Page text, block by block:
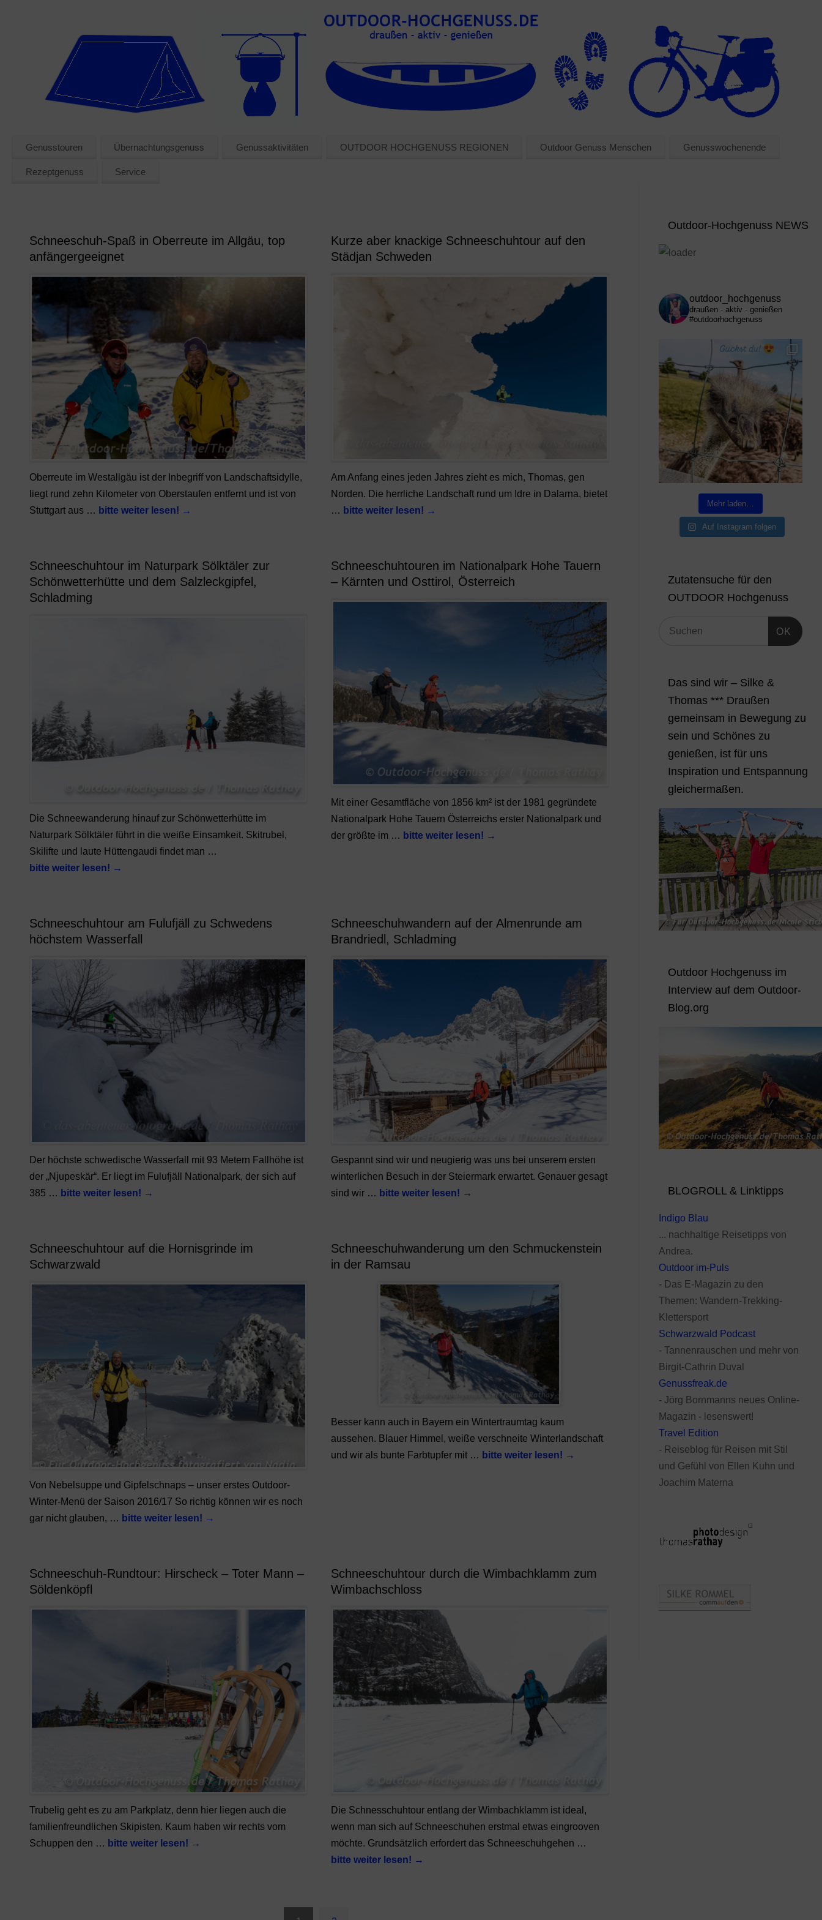
Genusstouren Übernachtungsgenuss Genussaktivitäten OUTDOOR HOCHGENUSS REGIONEN Outdoor Genuss Menschen Genusswochenende
Rezeptgenuss Service
Schneeschuh-Spaß in Oberreute im Allgäu, top
anfängergeeignet
Oberreute im Westallgäu ist der Inbegriff von Landschaftsidylle,
liegt rund zehn Kilometer von Oberstaufen entfernt und ist von
Stuttgart aus … bitte weiter lesen! →
Kurze aber knackige Schneeschuhtour auf den
Städjan Schweden
Am Anfang eines jeden Jahres zieht es mich, Thomas, gen
Norden. Die herrliche Landschaft rund um Idre in Dalarna, bietet
… bitte weiter lesen! →
Schneeschuhtour im Naturpark Sölktäler zur
Schönwetterhütte und dem Salzleckgipfel,
Schladming
Die Schneewanderung hinauf zur Schönwetterhütte im
Naturpark Sölktäler führt in die weiße Einsamkeit. Skitrubel,
Skilifte und laute Hüttengaudi findet man …
bitte weiter lesen! →
Schneeschuhtouren im Nationalpark Hohe Tauern
– Kärnten und Osttirol, Österreich
Mit einer Gesamtfläche von 1856 km² ist der 1981 gegründete
Nationalpark Hohe Tauern Österreichs erster Nationalpark und
der größte im … bitte weiter lesen! →
Schneeschuhtour am Fulufjäll zu Schwedens
höchstem Wasserfall
Der höchste schwedische Wasserfall mit 93 Metern Fallhöhe ist
der „Njupeskär“. Er liegt im Fulufjäll Nationalpark, der sich auf
385 … bitte weiter lesen! →
Schneeschuhwandern auf der Almenrunde am
Brandriedl, Schladming
Gespannt sind wir und neugierig was uns bei unserem ersten
winterlichen Besuch in der Steiermark erwartet. Genauer gesagt
sind wir … bitte weiter lesen! →
Schneeschuhtour auf die Hornisgrinde im
Schwarzwald
Von Nebelsuppe und Gipfelschnaps – unser erstes Outdoor-
Winter-Menü der Saison 2016/17 So richtig können wir es noch
gar nicht glauben, … bitte weiter lesen! →
Schneeschuhwanderung um den Schmuckenstein
in der Ramsau
Besser kann auch in Bayern ein Wintertraumtag kaum
aussehen. Blauer Himmel, weiße verschneite Winterlandschaft
und wir als bunte Farbtupfer mit … bitte weiter lesen! →
Schneeschuh-Rundtour: Hirscheck – Toter Mann –
Söldenköpfl
Trubelig geht es zu am Parkplatz, denn hier liegen auch die
familienfreundlichen Skipisten. Kaum haben wir rechts vom
Schuppen den … bitte weiter lesen! →
Schneeschuhtour durch die Wimbachklamm zum
Wimbachschloss
Die Schnesschuhtour entlang der Wimbachklamm ist ideal,
wenn man sich auf Schneeschuhen erstmal etwas eingrooven
möchte. Grundsätzlich erfordert das Schneeschuhgehen …
bitte weiter lesen! →
Outdoor-Hochgenuss NEWS
outdoor_hochgenuss
draußen - aktiv - genießen
#outdoorhochgenuss
Mehr laden…
Auf Instagram folgen
Zutatensuche für den
OUTDOOR Hochgenuss
OK
Das sind wir – Silke &
Thomas *** Draußen
gemeinsam in Bewegung zu
sein und Schönes zu
genießen, ist für uns
Inspiration und Entspannung
gleichermaßen.
Outdoor Hochgenuss im
Interview auf dem Outdoor-
Blog.org
BLOGROLL & Linktipps
Indigo Blau
... nachhaltige Reisetipps von
Andrea.
Outdoor im-Puls
- Das E-Magazin zu den
Themen: Wandern-Trekking-
Klettersport
Schwarzwald Podcast
- Tannenrauschen und mehr von
Birgit-Cathrin Duval
Genussfreak.de
- Jörg Bornmanns neues Online-
Magazin - lesenswert!
Travel Edition
- Reiseblog für Reisen mit Stil
und Gefühl von Ellen Kuhn und
Joachim Materna